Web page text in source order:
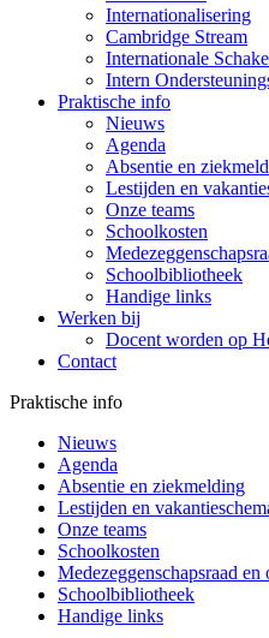
Internationalisering
Cambridge Stream
Internationale
Intern
Praktische info
Nieuws
Agenda
Absentie en
Lestijden en
Onze teams
Schoolkosten
Schoolbibliotheek
Handige links
Werken bij
Docent worden op
Contact
Praktische info
Nieuws
Agenda
Absentie en ziekmelding
Lestijden en
Onze teams
Schoolkosten
Medezeggenschapsraad en
Schoolbibliotheek
Handige links